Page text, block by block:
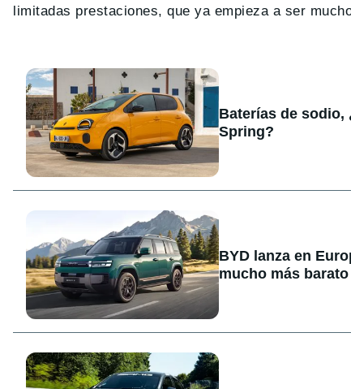
limitadas prestaciones, que ya empieza a ser
Baterías de sodio,
Spring?
BYD lanza en
mucho más barato